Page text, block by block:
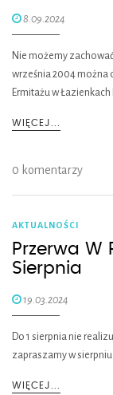
8.09.2024
Nie możemy
września 2004 można
Ermitażu w
WIĘCEJ...
0 komentarzy
AKTUALNOŚCI
Przerwa W
Sierpnia
19.03.2024
Do 1 sierpnia nie
zapraszamy w sierpniu
WIĘCEJ...